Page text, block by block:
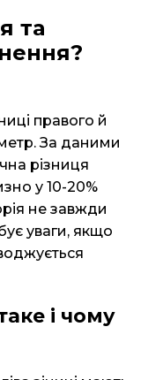
та
правого й
За даними
різниця
у 10-20%
не завжди
уваги, якщо
і чому